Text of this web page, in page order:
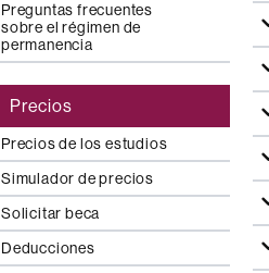
Preguntas frecuentes
sobre el régimen de
permanencia
Precios
Precios de los estudios
Simulador de precios
Solicitar beca
Deducciones